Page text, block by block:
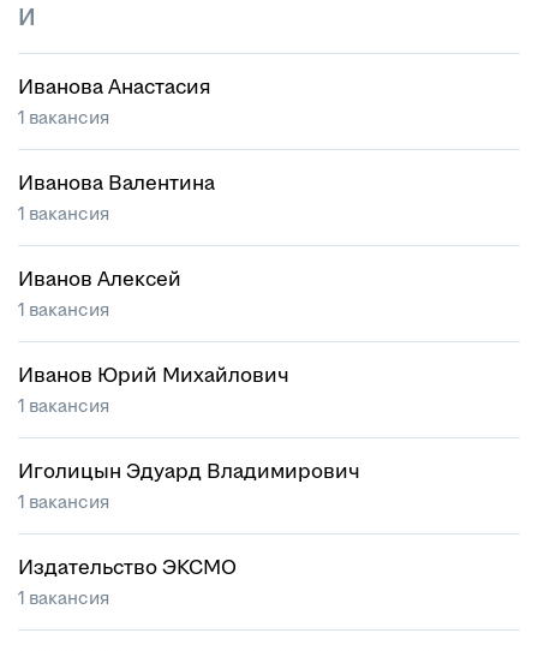
И
Иванова Анастасия
1 вакансия
Иванова Валентина
1 вакансия
Иванов Алексей
1 вакансия
Иванов Юрий Михайлович
1 вакансия
Иголицын Эдуард Владимирович
1 вакансия
Издательство ЭКСМО
1 вакансия